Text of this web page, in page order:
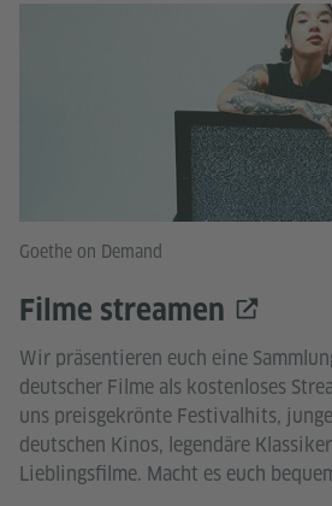
Goethe on Demand
Filme streamen
Wir präsentieren euch eine
deutscher Filme als kostenloses
uns preisgekrönte Festivalhits,
deutschen Kinos, legendäre
Lieblingsfilme. Macht es euch